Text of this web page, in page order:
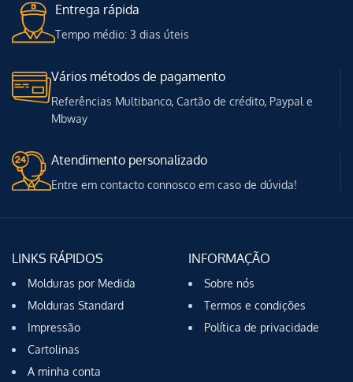
Entrega rápida
Tempo médio: 3 dias úteis
Vários métodos de pagamento
Referências Multibanco, Cartão de crédito, Paypal e
Mbway
Atendimento personalizado
Entre em contacto connosco em caso de dúvida!
LINKS RÁPIDOS
Molduras por Medida
Molduras Standard
Impressão
Cartolinas
A minha conta
INFORMAÇÃO
Sobre nós
Termos e condições
Política de privacidade